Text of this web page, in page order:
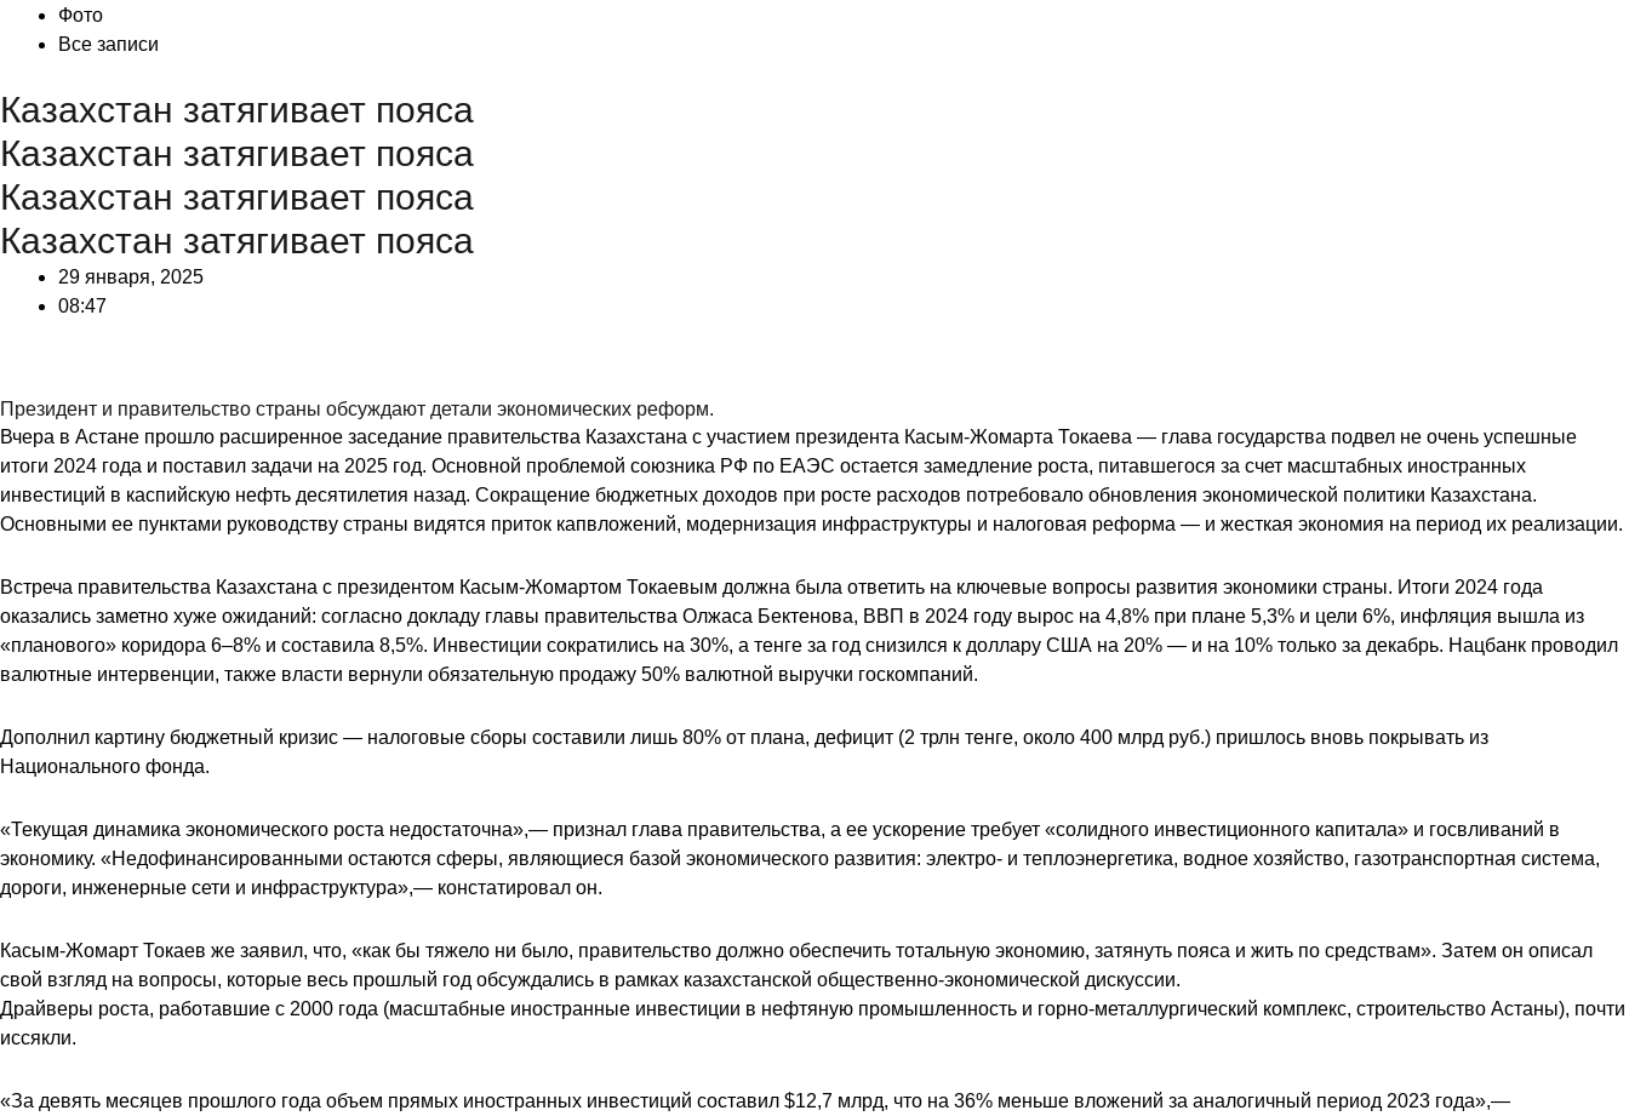
Фото
Все записи
Казахстан затягивает пояса
Казахстан затягивает пояса
Казахстан затягивает пояса
Казахстан затягивает пояса
29 января, 2025
08:47
Президент и правительство страны обсуждают детали экономических реформ.
Вчера в Астане прошло расширенное заседание правительства Казахстана с участием президента Касым-Жомарта Токаева — глава государства подвел не очень успешные
итоги 2024 года и поставил задачи на 2025 год. Основной проблемой союзника РФ по ЕАЭС остается замедление роста, питавшегося за счет масштабных иностранных
инвестиций в каспийскую нефть десятилетия назад. Сокращение бюджетных доходов при росте расходов потребовало обновления экономической политики Казахстана.
Основными ее пунктами руководству страны видятся приток капвложений, модернизация инфраструктуры и налоговая реформа — и жесткая экономия на период их реализации.
Встреча правительства Казахстана с президентом Касым-Жомартом Токаевым должна была ответить на ключевые вопросы развития экономики страны. Итоги 2024 года
оказались заметно хуже ожиданий: согласно докладу главы правительства Олжаса Бектенова, ВВП в 2024 году вырос на 4,8% при плане 5,3% и цели 6%, инфляция вышла из
«планового» коридора 6–8% и составила 8,5%. Инвестиции сократились на 30%, а тенге за год снизился к доллару США на 20% — и на 10% только за декабрь. Нацбанк проводил
валютные интервенции, также власти вернули обязательную продажу 50% валютной выручки госкомпаний.
Дополнил картину бюджетный кризис — налоговые сборы составили лишь 80% от плана, дефицит (2 трлн тенге, около 400 млрд руб.) пришлось вновь покрывать из
Национального фонда.
«Текущая динамика экономического роста недостаточна»,— признал глава правительства, а ее ускорение требует «солидного инвестиционного капитала» и госвливаний в
экономику. «Недофинансированными остаются сферы, являющиеся базой экономического развития: электро- и теплоэнергетика, водное хозяйство, газотранспортная система,
дороги, инженерные сети и инфраструктура»,— констатировал он.
Касым-Жомарт Токаев же заявил, что, «как бы тяжело ни было, правительство должно обеспечить тотальную экономию, затянуть пояса и жить по средствам». Затем он описал
свой взгляд на вопросы, которые весь прошлый год обсуждались в рамках казахстанской общественно-экономической дискуссии.
Драйверы роста, работавшие с 2000 года (масштабные иностранные инвестиции в нефтяную промышленность и горно-металлургический комплекс, строительство Астаны), почти
иссякли.
«За девять месяцев прошлого года объем прямых иностранных инвестиций составил $12,7 млрд, что на 36% меньше вложений за аналогичный период 2023 года»,—